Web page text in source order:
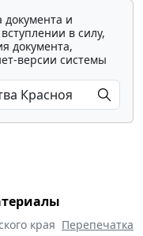
документа и
в силу,
документа,
версии системы
края Перепечатка